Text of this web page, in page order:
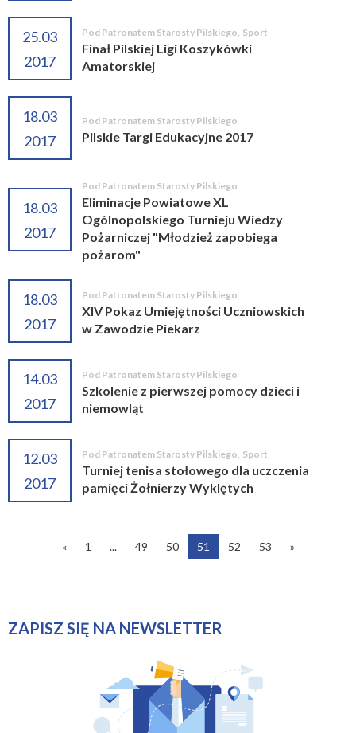
25.03
2017
Pod Patronatem Starosty Pilskiego, Sport
Finał Pilskiej Ligi Koszykówki
Amatorskiej
18.03
2017
Pod Patronatem Starosty Pilskiego
Pilskie Targi Edukacyjne 2017
18.03
2017
Pod Patronatem Starosty Pilskiego
Eliminacje Powiatowe XL
Ogólnopolskiego Turnieju Wiedzy
Pożarniczej "Młodzież zapobiega
pożarom"
18.03
2017
Pod Patronatem Starosty Pilskiego
XIV Pokaz Umiejętności Uczniowskich
w Zawodzie Piekarz
14.03
2017
Pod Patronatem Starosty Pilskiego
Szkolenie z pierwszej pomocy dzieci i
niemowląt
12.03
2017
Pod Patronatem Starosty Pilskiego, Sport
Turniej tenisa stołowego dla uczczenia
pamięci Żołnierzy Wyklętych
« 1 ... 49 50 51 52 53 »
ZAPISZ SIĘ NA NEWSLETTER